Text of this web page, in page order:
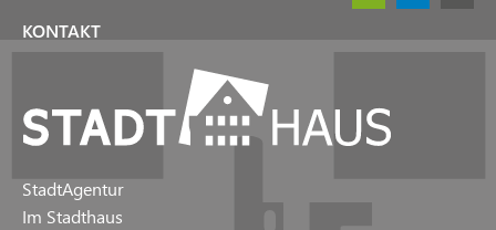
KONTAKT
StadtAgentur
Im Stadthaus